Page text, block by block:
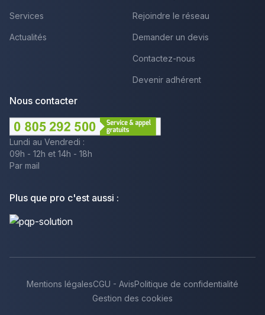
Services
Actualités
Rejoindre le réseau
Demander un devis
Contactez-nous
Devenir adhérent
Nous contacter
Lundi au Vendredi :
09h - 12h et 14h - 18h
Par mail
Plus que pro c'est aussi :
Mentions légalesCGU - AvisPolitique de confidentialité
Gestion des cookies